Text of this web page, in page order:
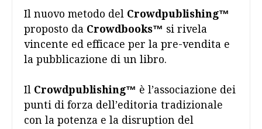
Il nuovo metodo del Crowdpublishing™
proposto da Crowdbooks™ si rivela
vincente ed efficace per la pre-vendita e
la pubblicazione di un libro.
Il Crowdpublishing™ è l’associazione dei
punti di forza dell’editoria tradizionale
con la potenza e la disruption del